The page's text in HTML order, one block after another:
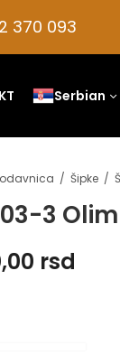
370 093
Serbian
Šipke
3
rsd